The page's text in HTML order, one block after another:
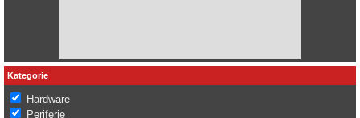
Kategorie
Hardware
Periferie